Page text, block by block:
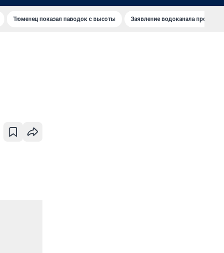
Тюменец показал паводок с высоты Заявление водоканала про